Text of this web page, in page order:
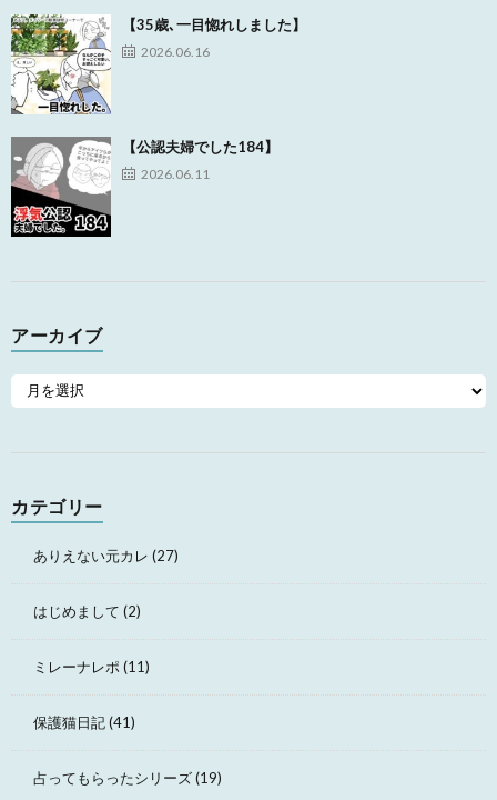
【35歳､一目惚れしました】
2026.06.16
【公認夫婦でした184】
2026.06.11
アーカイブ
カテゴリー
ありえない元カレ (27)
はじめまして (2)
ミレーナレポ (11)
保護猫日記(41)
占ってもらったシリーズ(19)